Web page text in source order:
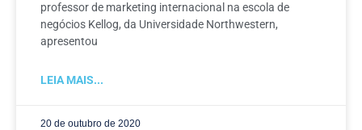
professor de marketing internacional na escola de
negócios Kellog, da Universidade Northwestern,
apresentou
LEIA MAIS...
20 de outubro de 2020